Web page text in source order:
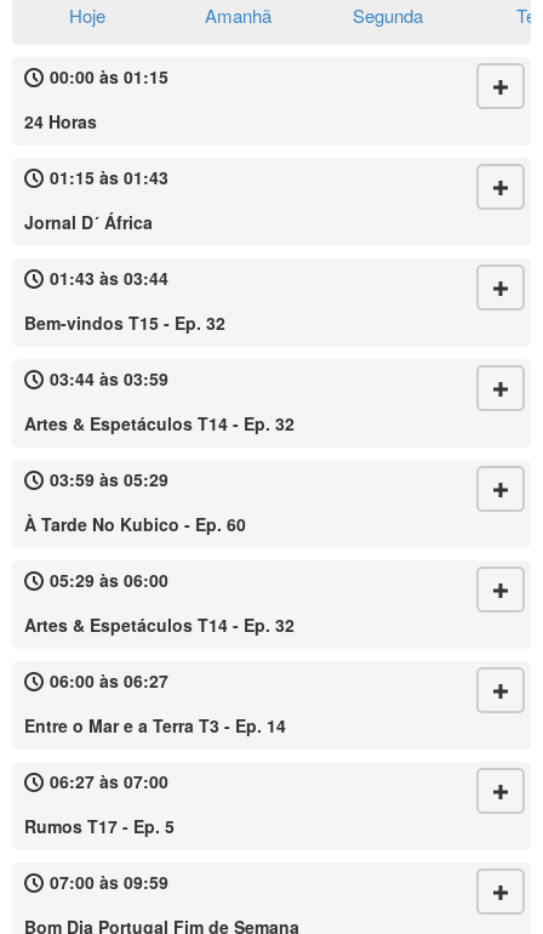
Hoje Amanhã Segunda
00:00 às 01:15
24 Horas
01:15 às 01:43
Jornal D´ África
01:43 às 03:44
Bem-vindos T15 - Ep. 32
03:44 às 03:59
Artes & Espetáculos T14 - Ep. 32
03:59 às 05:29
À Tarde No Kubico - Ep. 60
05:29 às 06:00
Artes & Espetáculos T14 - Ep. 32
06:00 às 06:27
Entre o Mar e a Terra T3 - Ep. 14
06:27 às 07:00
Rumos T17 - Ep. 5
07:00 às 09:59
Bom Dia Portugal Fim de Semana